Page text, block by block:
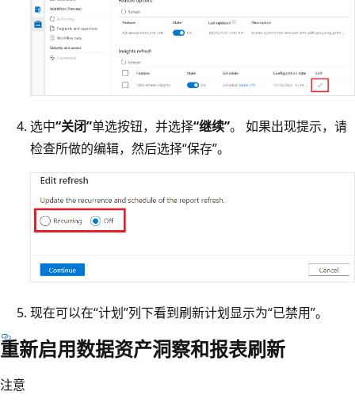
选中“关闭”单选按钮，并选择“继续”。 如果出现提示，请
检查所做的编辑，然后选择“保存”。
现在可以在“计划”列下看到刷新计划显示为“已禁用”。
重新启用数据资产洞察和报表刷新
注意